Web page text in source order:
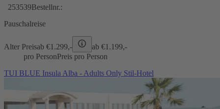
253539Bestellnr.:
Pauschalreise
Alter Preisab €1.299,- ab €1.199,-
pro PersonPreis pro Person
TUI BLUE Insula Alba - Adults Only Stil-Hotel